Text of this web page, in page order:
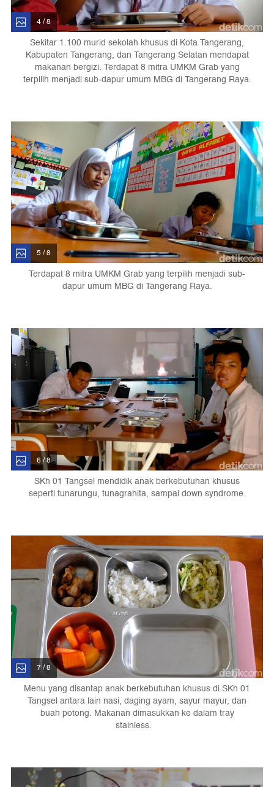
4 / 8
Sekitar 1.100 murid sekolah khusus di Kota Tangerang,
Kabupaten Tangerang, dan Tangerang Selatan mendapat
makanan bergizi. Terdapat 8 mitra UMKM Grab yang
terpilih menjadi sub-dapur umum MBG di Tangerang Raya.
5 / 8
Terdapat 8 mitra UMKM Grab yang terpilih menjadi sub-
dapur umum MBG di Tangerang Raya.
6 / 8
SKh 01 Tangsel mendidik anak berkebutuhan khusus
seperti tunarungu, tunagrahita, sampai down syndrome.
7 / 8
Menu yang disantap anak berkebutuhan khusus di SKh 01
Tangsel antara lain nasi, daging ayam, sayur mayur, dan
buah potong. Makanan dimasukkan ke dalam tray
stainless.